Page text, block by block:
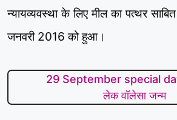
न्यायव्यवस्था के लिए मील का पत्थर
जनवरी 2016 को हुआ।
29 September special
लेक वॉलेसा जन्म